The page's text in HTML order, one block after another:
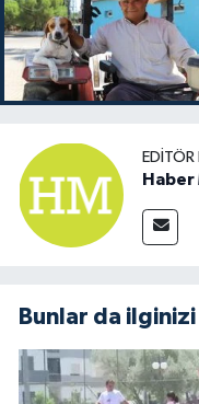
Bunlar da